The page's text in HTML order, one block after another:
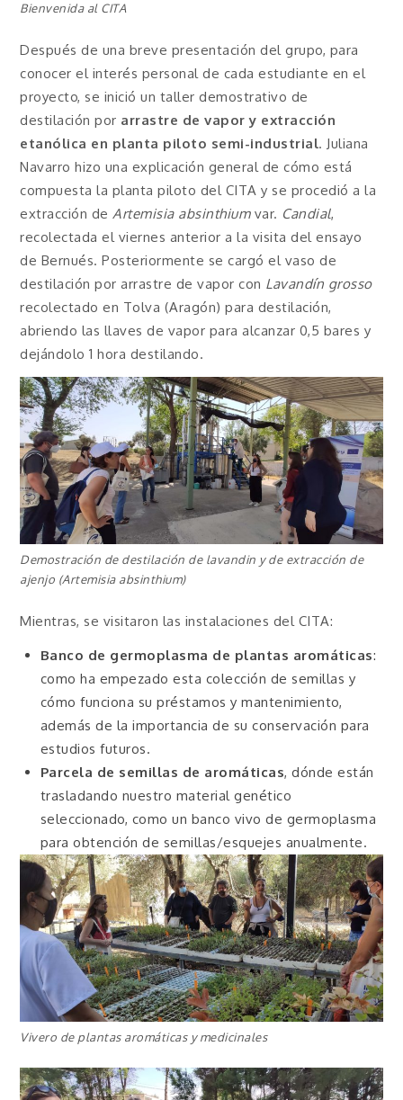
Bienvenida al CITA
Después de una breve presentación del grupo, para
conocer el interés personal de cada estudiante en el
proyecto, se inició un taller demostrativo de
destilación por arrastre de vapor y extracción
etanólica en planta piloto semi-industrial. Juliana
Navarro hizo una explicación general de cómo está
compuesta la planta piloto del CITA y se procedió a la
extracción deArtemisia absinthiumvar. Candial,
recolectada el viernes anterior a la visita del ensayo
de Bernués. Posteriormente se cargó el vaso de
destilación por arrastre de vapor con Lavandín grosso
recolectado en Tolva (Aragón) para destilación,
abriendo las llaves de vapor para alcanzar 0,5 bares y
dejándolo 1 hora destilando.
Demostración de destilación de lavandin y de extracción de
ajenjo (Artemisia absinthium)
Mientras, se visitaron las instalaciones del CITA:
Banco de germoplasma de plantas aromáticas:
como ha empezado esta colección de semillas y
cómo funciona su préstamos y mantenimiento,
además de la importancia de su conservación para
estudios futuros.
Parcela de semillas de aromáticas, dónde están
trasladando nuestro material genético
seleccionado, como un banco vivo de germoplasma
para obtención de semillas/esquejes anualmente.
Vivero de plantas aromáticas y medicinales